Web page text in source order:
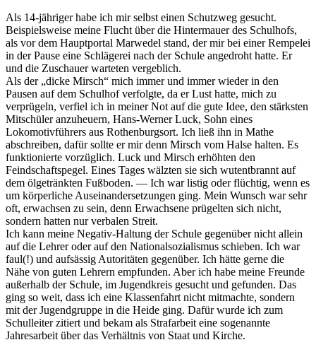
Als 14-jähriger habe ich mir selbst einen Schutzweg gesucht.
Beispielsweise meine Flucht über die Hintermauer des Schulhofs,
als vor dem Hauptportal Marwedel stand, der mir bei einer Rempelei
in der Pause eine Schlägerei nach der Schule angedroht hatte. Er
und die Zuschauer warteten vergeblich.
Als der dicke Mirsch
mich immer und immer wieder in den
Pausen auf dem Schulhof verfolgte, da er Lust hatte, mich zu
verprügeln, verfiel ich in meiner Not auf die gute Idee, den stärksten
Mitschüler anzuheuern, Hans-Werner Luck, Sohn eines
Lokomotivführers aus Rothenburgsort. Ich ließ ihn in Mathe
abschreiben, dafür sollte er mir denn Mirsch vom Halse halten. Es
funktionierte vorzüglich. Luck und Mirsch erhöhten den
Feindschaftspegel. Eines Tages wälzten sie sich wutentbrannt auf
dem ölgetränkten Fußboden. — Ich war listig oder flüchtig, wenn es
um körperliche Auseinandersetzungen ging. Mein Wunsch war sehr
oft, erwachsen zu sein, denn Erwachsene prügelten sich nicht,
sondern hatten nur verbalen Streit.
Ich kann meine Negativ-Haltung der Schule gegenüber nicht allein
auf die Lehrer oder auf den Nationalsozialismus schieben. Ich war
faul(!) und aufsässig Autoritäten gegenüber. Ich hätte gerne die
Nähe von guten Lehrern empfunden. Aber ich habe meine Freunde
außerhalb der Schule, im Jugendkreis gesucht und gefunden. Das
ging so weit, dass ich eine Klassenfahrt nicht mitmachte, sondern
mit der Jugendgruppe in die Heide ging. Dafür wurde ich zum
Schulleiter zitiert und bekam als Strafarbeit eine sogenannte
Jahresarbeit über das Verhältnis von Staat und Kirche.